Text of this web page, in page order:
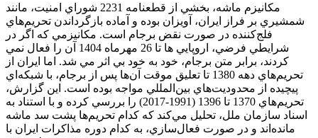
مکانيزم ماشه، بخشي از قطعنامه 2231 شوراي امنيت، مانند
شمشيري بر فراز ايران، آويزان بوده و آماده بازگرداندن تحريم‌هاي
فلج‌کننده در صورت نقض برجام است. مکانيزمي که اگر در
شرايطي فرضي، اروپايي ها تا 26 مهرماه 1404 آن را فعال نمي
کردند، برابر متن برجام، خود به خود بي اثر مي شد. اما ايران از
تحريم‌هاي دهه 1380 تا تعليق موقت آن‌ها پس از برجام، با شبکه‌اي
پيچيده از محدوديت‌هاي بين‌المللي مواجه بوده است. اين گزارش،
تحريم‌هاي 1370 تا 1396 (1991-2017) را بررسي کرده و با استناد به
اسناد سازمان ملل، تحليل مي‌کند که کدام تحريم‌ها پشت سد ماشه
مانده‌اند و در صورت فعال‌سازي، به کدام دوره مذاکرات ايران با